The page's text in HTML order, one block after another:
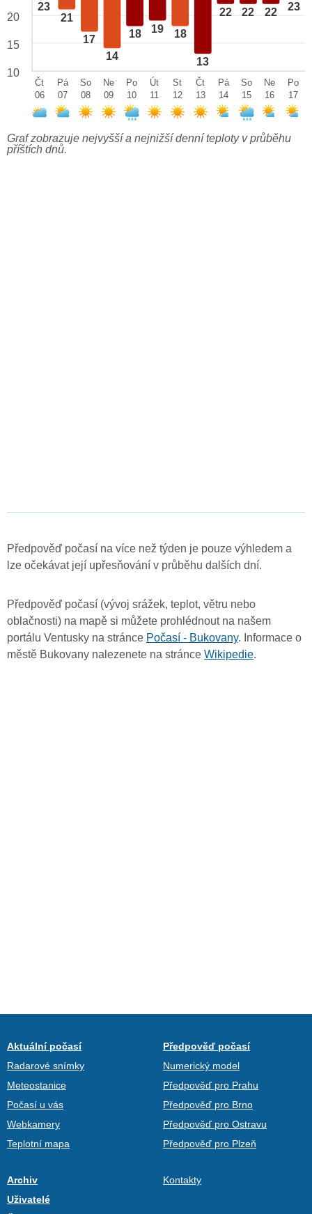
23
21
17
14
18 19 18
13
22 22 22 23
20
15
10
Čt
06
Pá
07
So
08
Ne
09
Po
10
Út
11
St
12
Čt
13
Pá
14
So
15
Ne
16
Po
17
Graf zobrazuje nejvyšší a nejnižší denní teploty v průběhu
příštích dnů.
Předpověď počasí na více než týden je pouze výhledem a
lze očekávat její upřesňování v průběhu dalších dní.
Předpověď počasí (vývoj srážek, teplot, větru nebo
oblačnosti) na mapě si můžete prohlédnout na našem
portálu Ventusky na stránce Počasí - Bukovany. Informace o
městě Bukovany nalezenete na stránce Wikipedie.
Aktuální počasí
Radarové snímky
Meteostanice
Počasí u vás
Webkamery
Teplotní mapa
Předpověď počasí
Numerický model
Předpověď pro Prahu
Předpověď pro Brno
Předpověď pro Ostravu
Předpověď pro Plzeň
Archiv
Uživatelé
Kontakty